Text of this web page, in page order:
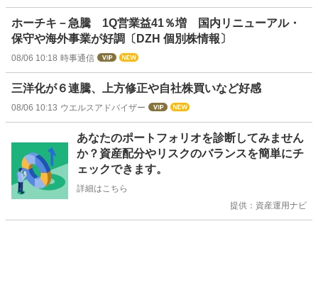
ホーチキ－急騰 1Q営業益41％増 国内リニューアル・
保守や海外事業が好調〔DZH 個別株情報〕
08/06 10:18 時事通信
三洋化が６連騰、上方修正や自社株買いなど好感
08/06 10:13 ウエルスアドバイザー
あなたのポートフォリオを診断してみません
か？資産配分やリスクのバランスを簡単にチ
ェックできます。
詳細はこちら
提供：資産運用ナビ